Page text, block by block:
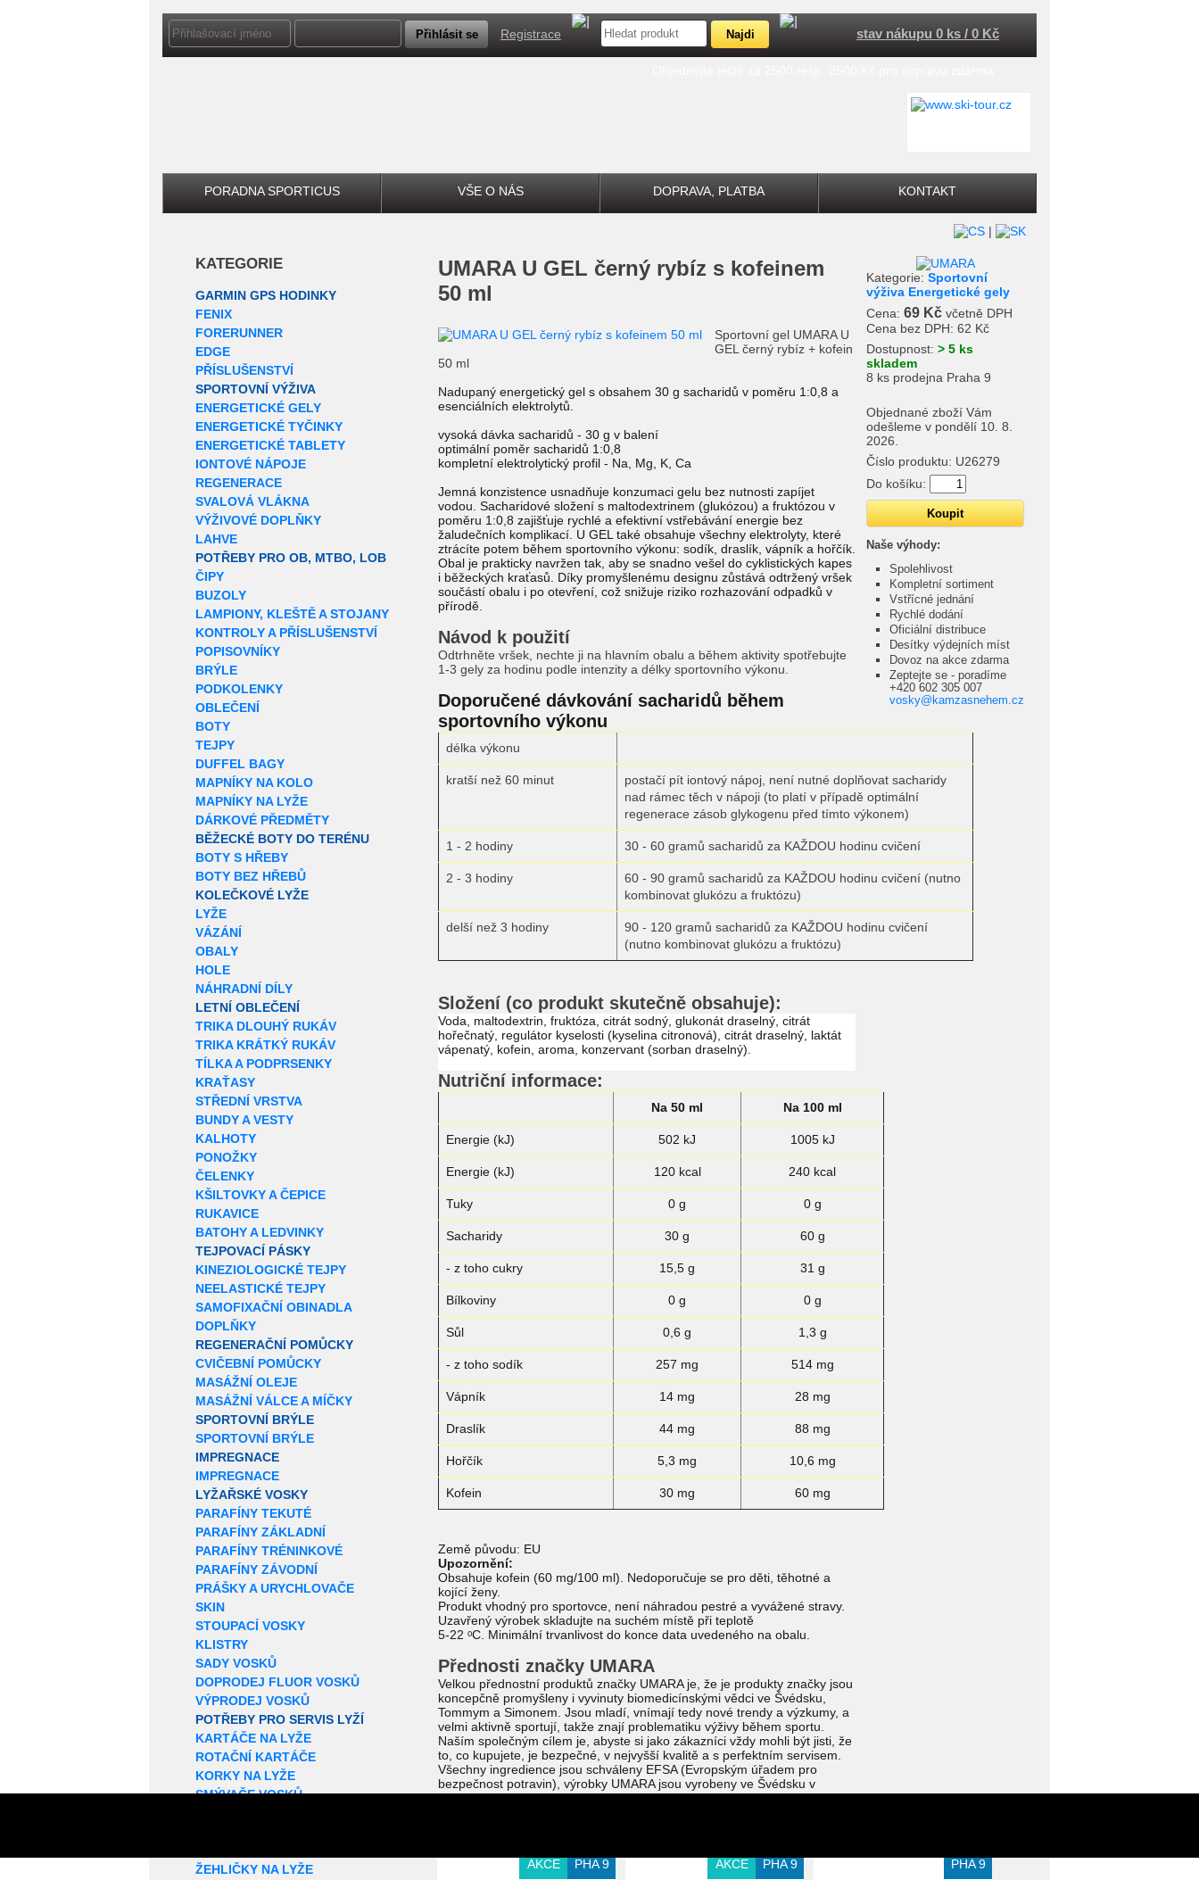
Registrace stav nákupu 0 ks / 0 Kč
PORADNA SPORTICUS VŠE O NÁS DOPRAVA, PLATBA KONTAKT
|
KATEGORIE
GARMIN GPS HODINKY
FENIX
FORERUNNER
EDGE
PŘÍSLUŠENSTVÍ
SPORTOVNÍ VÝŽIVA
ENERGETICKÉ GELY
ENERGETICKÉ TYČINKY
ENERGETICKÉ TABLETY
IONTOVÉ NÁPOJE
REGENERACE
SVALOVÁ VLÁKNA
VÝŽIVOVÉ DOPLŇKY
LAHVE
POTŘEBY PRO OB, MTBO, LOB
ČIPY
BUZOLY
LAMPIONY, KLEŠTĚ A STOJANY
KONTROLY A PŘÍSLUŠENSTVÍ
POPISOVNÍKY
BRÝLE
PODKOLENKY
OBLEČENÍ
BOTY
TEJPY
DUFFEL BAGY
MAPNÍKY NA KOLO
MAPNÍKY NA LYŽE
DÁRKOVÉ PŘEDMĚTY
BĚŽECKÉ BOTY DO TERÉNU
BOTY S HŘEBY
BOTY BEZ HŘEBŮ
KOLEČKOVÉ LYŽE
LYŽE
VÁZÁNÍ
OBALY
HOLE
NÁHRADNÍ DÍLY
LETNÍ OBLEČENÍ
TRIKA DLOUHÝ RUKÁV
TRIKA KRÁTKÝ RUKÁV
TÍLKA A PODPRSENKY
KRAŤASY
STŘEDNÍ VRSTVA
BUNDY A VESTY
KALHOTY
PONOŽKY
ČELENKY
KŠILTOVKY A ČEPICE
RUKAVICE
BATOHY A LEDVINKY
TEJPOVACÍ PÁSKY
KINEZIOLOGICKÉ TEJPY
NEELASTICKÉ TEJPY
SAMOFIXAČNÍ OBINADLA
DOPLŇKY
REGENERAČNÍ POMŮCKY
CVIČEBNÍ POMŮCKY
MASÁŽNÍ OLEJE
MASÁŽNÍ VÁLCE A MÍČKY
SPORTOVNÍ BRÝLE
SPORTOVNÍ BRÝLE
IMPREGNACE
IMPREGNACE
LYŽAŘSKÉ VOSKY
PARAFÍNY TEKUTÉ
PARAFÍNY ZÁKLADNÍ
PARAFÍNY TRÉNINKOVÉ
PARAFÍNY ZÁVODNÍ
PRÁŠKY A URYCHLOVAČE
SKIN
STOUPACÍ VOSKY
KLISTRY
SADY VOSKŮ
DOPRODEJ FLUOR VOSKŮ
VÝPRODEJ VOSKŮ
POTŘEBY PRO SERVIS LYŽÍ
KARTÁČE NA LYŽE
ROTAČNÍ KARTÁČE
KORKY NA LYŽE
SMÝVAČE VOSKŮ
ŽEHLIČKY NA LYŽE
UMARA U GEL černý rybíz s kofeinem
50 ml
Sportovní gel UMARA U
GEL černý rybíz + kofein
50 ml
Nadupaný energetický gel s obsahem 30 g sacharidů v poměru 1:0,8 a
esenciálních elektrolytů.
vysoká dávka sacharidů - 30 g v balení
optimální poměr sacharidů 1:0,8
kompletní elektrolytický profil - Na, Mg, K, Ca
Jemná konzistence usnadňuje konzumaci gelu bez nutnosti zapíjet
vodou. Sacharidové složení s maltodextrinem (glukózou) a fruktózou v
poměru 1:0,8 zajišťuje rychlé a efektivní vstřebávání energie bez
žaludečních komplikací. U GEL také obsahuje všechny elektrolyty, které
ztrácíte potem během sportovního výkonu: sodík, draslík, vápník a hořčík.
Obal je prakticky navržen tak, aby se snadno vešel do cyklistických kapes
i běžeckých kraťasů. Díky promyšlenému designu zůstává odtržený vršek
součástí obalu i po otevření, což snižuje riziko rozhazování odpadků v
přírodě.
Návod k použití
Odtrhněte vršek, nechte ji na hlavním obalu a během aktivity spotřebujte
1-3 gely za hodinu podle intenzity a délky sportovního výkonu.
Doporučené dávkování sacharidů během
sportovního výkonu
délka výkonu
kratší než 60 minut
postačí pít iontový nápoj, není nutné doplňovat sacharidy
nad rámec těch v nápoji (to platí v případě optimální
regenerace zásob glykogenu před tímto výkonem)
1 - 2 hodiny 30 - 60 gramů sacharidů za KAŽDOU hodinu cvičení
2 - 3 hodiny
60 - 90 gramů sacharidů za KAŽDOU hodinu cvičení (nutno
kombinovat glukózu a fruktózu)
delší než 3 hodiny
90 - 120 gramů sacharidů za KAŽDOU hodinu cvičení
(nutno kombinovat glukózu a fruktózu)
Složení (co produkt skutečně obsahuje):
Voda, maltodextrin, fruktóza, citrát sodný, glukonát draselný, citrát
hořečnatý, regulátor kyselosti (kyselina citronová), citrát draselný, laktát
vápenatý, kofein, aroma, konzervant (sorban draselný).
Nutriční informace:
Na 50 ml Na 100 ml
Energie (kJ) 502 kJ 1005 kJ
Energie (kJ) 120 kcal 240 kcal
Tuky 0 g 0 g
Sacharidy 30 g 60 g
- z toho cukry 15,5 g 31 g
Bílkoviny 0 g 0 g
Sůl 0,6 g 1,3 g
- z toho sodík 257 mg 514 mg
Vápník 14 mg 28 mg
Draslík 44 mg 88 mg
Hořčík 5,3 mg 10,6 mg
Kofein 30 mg 60 mg
Země původu: EU
Upozornění:
Obsahuje kofein (60 mg/100 ml). Nedoporučuje se pro děti, těhotné a
kojící ženy.
Produkt vhodný pro sportovce, není náhradou pestré a vyvážené stravy.
Uzavřený výrobek skladujte na suchém místě při teplotě
5-22 ᵒC. Minimální trvanlivost do konce data uvedeného na obalu.
Přednosti značky UMARA
Velkou přednostní produktů značky UMARA je, že je produkty značky jsou
koncepčně promyšleny i vyvinuty biomedicínskými vědci ve Švédsku,
Tommym a Simonem. Jsou mladí, vnímají tedy nové trendy a výzkumy, a
velmi aktivně sportují, takže znají problematiku výživy během sportu.
Naším společným cílem je, abyste si jako zákazníci vždy mohli být jisti, že
to, co kupujete, je bezpečné, v nejvyšší kvalitě a s perfektním servisem.
Všechny ingredience jsou schváleny EFSA (Evropským úřadem pro
bezpečnost potravin), výrobky UMARA jsou vyrobeny ve Švédsku v
souladu s HACCP / GMP.
Kategorie: Sportovní
výživa Energetické gely
Cena: 69 Kč včetně DPH
Cena bez DPH: 62 Kč
Dostupnost: > 5 ks
skladem
8 ks prodejna Praha 9
Objednané zboží Vám
odešleme v pondělí 10. 8.
2026.
Číslo produktu: U26279
Do košíku:
Naše výhody:
Spolehlivost
Kompletní sortiment
Vstřícné jednání
Rychlé dodání
Oficiální distribuce
Desítky výdejních míst
Dovoz na akce zdarma
Zeptejte se - poradíme
+420 602 305 007
vosky@kamzasnehem.cz
AKCE PHA 9 Extra slevy pro registrované
AKCE PHA 9 Extra slevy pro registrované
PHA 9